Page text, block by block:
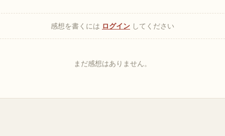
感想を書くには ログイン してください
まだ感想はありません。